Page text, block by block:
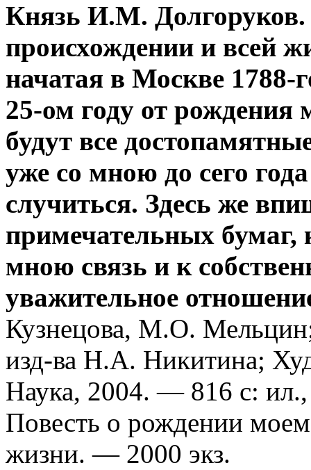
Князь И.М. Долгоруков.
происхождении и всей
начатая в Москве 1788-
25-ом году от
будут все
уже со мною до сего
случиться. Здесь же
примечательных бумаг,
мною связь и к
уважительное
Кузнецова, М.О.
изд-ва H.A. Никитина;
Наука, 2004. — 816 с:
Повесть о рождении
жизни. — 2000 экз.